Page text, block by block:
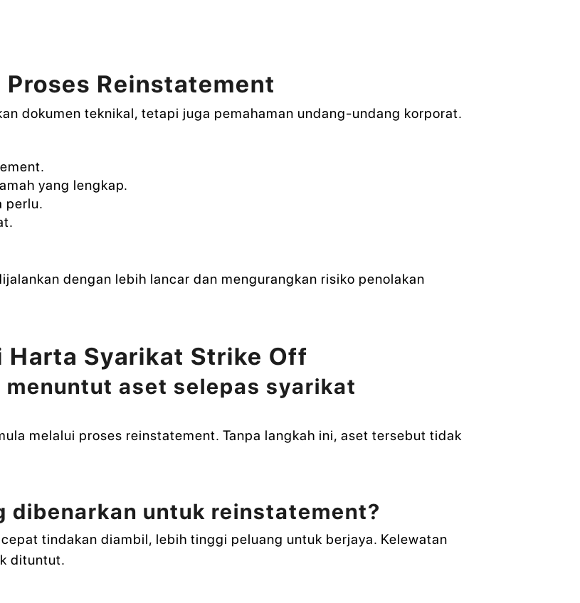
Proses Reinstatement
dokumen teknikal, tetapi juga pemahaman undang-undang korporat.
yang lengkap.
perlu.
dengan lebih lancar dan mengurangkan risiko penolakan
Harta Syarikat Strike Off
aset selepas syarikat
melalui proses reinstatement. Tanpa langkah ini, aset tersebut tidak
dibenarkan untuk reinstatement?
tindakan diambil, lebih tinggi peluang untuk berjaya. Kelewatan
dituntut.